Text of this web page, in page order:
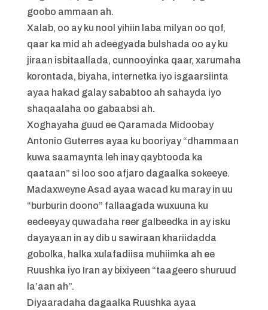
goobo ammaan ah.
Xalab, oo ay ku nool yihiin laba milyan oo qof,
qaar ka mid ah adeegyada bulshada oo ay ku
jiraan isbitaallada, cunnooyinka qaar, xarumaha
korontada, biyaha, internetka iyo isgaarsiinta
ayaa hakad galay sababtoo ah sahayda iyo
shaqaalaha oo gabaabsi ah.
Xoghayaha guud ee Qaramada Midoobay
Antonio Guterres ayaa ku booriyay “dhammaan
kuwa saamaynta leh inay qaybtooda ka
qaataan” si loo soo afjaro dagaalka sokeeye.
Madaxweyne Asad ayaa wacad ku maray in uu
“burburin doono” fallaagada wuxuuna ku
eedeeyay quwadaha reer galbeedka in ay isku
dayayaan in ay dib u sawiraan khariidadda
gobolka, halka xulafadiisa muhiimka ah ee
Ruushka iyo Iran ay bixiyeen “taageero shuruud
la’aan ah”.
Diyaaradaha dagaalka Ruushka ayaa